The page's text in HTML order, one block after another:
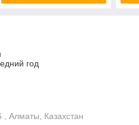
год
Алматы, Казахстан